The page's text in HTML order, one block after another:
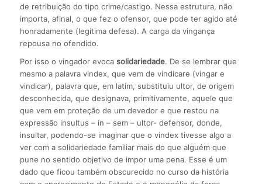
de retribuição do tipo crime/castigo. Nessa estrutura, não
importa, afinal, o que fez o ofensor, que pode ter agido até
honradamente (legítima defesa). A carga da vingança
repousa no ofendido.
Por isso o vingador evoca solidariedade. De se lembrar que
mesmo a palavra vindex, que vem de vindicare (vingar e
vindicar), palavra que, em latim, substituiu ultor, de origem
desconhecida, que designava, primitivamente, aquele que
que vem em proteção de um devedor e que restou na
expressão insultus – in – sem – ultor- defensor, donde,
insultar, podendo-se imaginar que o vindex tivesse algo a
ver com a solidariedade familiar mais do que alguém que
pune no sentido objetivo de impor uma pena. Esse é um
dado que ficou também obscurecido no curso da história